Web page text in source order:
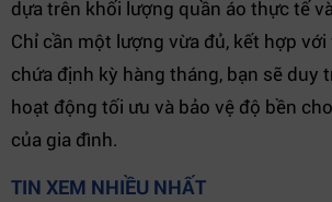
dựa trên khối lượng quần áo thực tế
Chỉ cần một lượng vừa đủ, kết hợp
chứa định kỳ hàng tháng, bạn sẽ duy
hoạt động tối ưu và bảo vệ độ bền
của gia đình.
TIN XEM NHIỀU NHẤT